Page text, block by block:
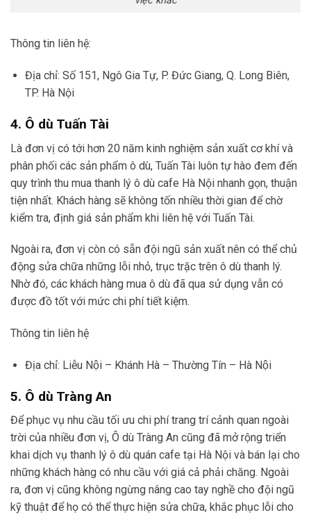
Thông tin liên hệ:
Địa chỉ: Số 151, Ngô Gia Tự, P. Đức Giang, Q. Long Biên,
TP. Hà Nội
4. Ô dù Tuấn Tài
Là đơn vị có tới hơn 20 năm kinh nghiệm sản xuất cơ khí và
phân phối các sản phẩm ô dù, Tuấn Tài luôn tự hào đem đến
quy trình thu mua thanh lý ô dù cafe Hà Nội nhanh gọn, thuận
tiện nhất. Khách hàng sẽ không tốn nhiều thời gian để chờ
kiểm tra, định giá sản phẩm khi liên hệ với Tuấn Tài.
Ngoài ra, đơn vị còn có sẵn đội ngũ sản xuất nên có thể chủ
động sửa chữa những lỗi nhỏ, trục trặc trên ô dù thanh lý.
Nhờ đó, các khách hàng mua ô dù đã qua sử dụng vẫn có
được đồ tốt với mức chi phí tiết kiệm.
Thông tin liên hệ
Địa chỉ: Liễu Nội – Khánh Hà – Thường Tín – Hà Nội
5. Ô dù Tràng An
Để phục vụ nhu cầu tối ưu chi phí trang trí cảnh quan ngoài
trời của nhiều đơn vị, Ô dù Tràng An cũng đã mở rộng triển
khai dịch vụ thanh lý ô dù quán cafe tại Hà Nội và bán lại cho
những khách hàng có nhu cầu với giá cả phải chăng. Ngoài
ra, đơn vị cũng không ngừng nâng cao tay nghề cho đội ngũ
kỹ thuật để họ có thể thực hiện sửa chữa, khắc phục lỗi cho